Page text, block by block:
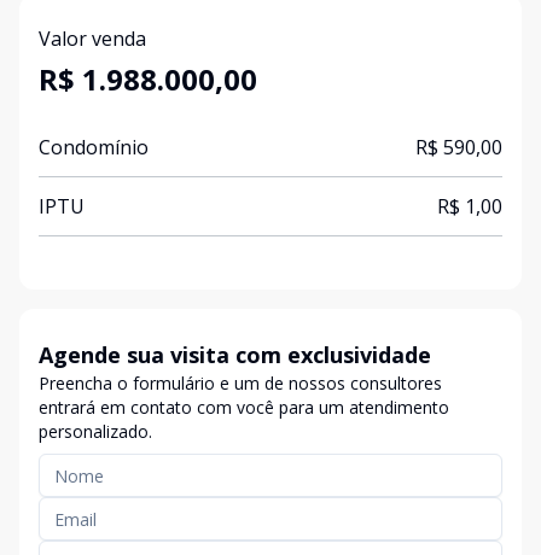
Valor venda
R$ 1.988.000,00
Condomínio R$ 590,00
IPTU R$ 1,00
Agende sua visita com exclusividade
Preencha o formulário e um de nossos consultores
entrará em contato com você para um atendimento
personalizado.